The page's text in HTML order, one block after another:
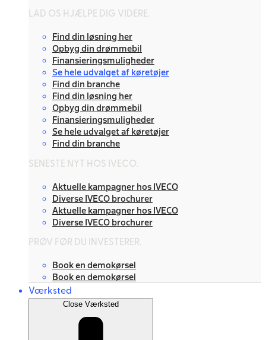
LAD OS HJÆLPE DIG VIDERE.
Find din løsning her
Opbyg din drømmebil
Finansieringsmuligheder
Se hele udvalget af køretøjer
Find din branche
Find din løsning her
Opbyg din drømmebil
Finansieringsmuligheder
Se hele udvalget af køretøjer
Find din branche
SENESTE NYT HOS IVECO.
Aktuelle kampagner hos IVECO
Diverse IVECO brochurer
Aktuelle kampagner hos IVECO
Diverse IVECO brochurer
PRØV FØR DU INVESTERER.
Book en demokørsel
Book en demokørsel
Værksted
Close Værksted